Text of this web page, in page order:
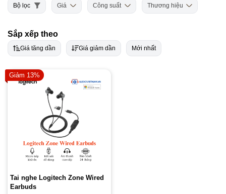
Bộ lọc Giá Công suất Thương hiệu
Sắp xếp theo
Giá tăng dần Giá giảm dần Mới nhất
Giảm 13%
Tai nghe Logitech Zone Wired
Earbuds